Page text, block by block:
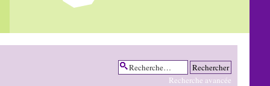
Recherche avancée